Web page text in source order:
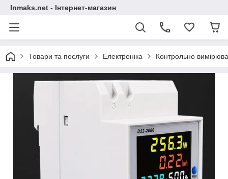
Inmaks.net - Інтернет-магазин
Товари та послуги Електроніка Контрольно